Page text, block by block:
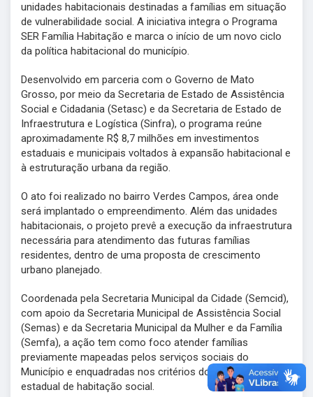
unidades habitacionais destinadas a famílias em situação
de vulnerabilidade social. A iniciativa integra o Programa
SER Família Habitação e marca o início de um novo ciclo
da política habitacional do município.
Desenvolvido em parceria com o Governo de Mato
Grosso, por meio da Secretaria de Estado de Assistência
Social e Cidadania (Setasc) e da Secretaria de Estado de
Infraestrutura e Logística (Sinfra), o programa reúne
aproximadamente R$ 8,7 milhões em investimentos
estaduais e municipais voltados à expansão habitacional e
à estruturação urbana da região.
O ato foi realizado no bairro Verdes Campos, área onde
será implantado o empreendimento. Além das unidades
habitacionais, o projeto prevê a execução da infraestrutura
necessária para atendimento das futuras famílias
residentes, dentro de uma proposta de crescimento
urbano planejado.
Coordenada pela Secretaria Municipal da Cidade (Semcid),
com apoio da Secretaria Municipal de Assistência Social
(Semas) e da Secretaria Municipal da Mulher e da Família
(Semfa), a ação tem como foco atender famílias
previamente mapeadas pelos serviços sociais do
Município e enquadradas nos critérios do programa
estadual de habitação social.